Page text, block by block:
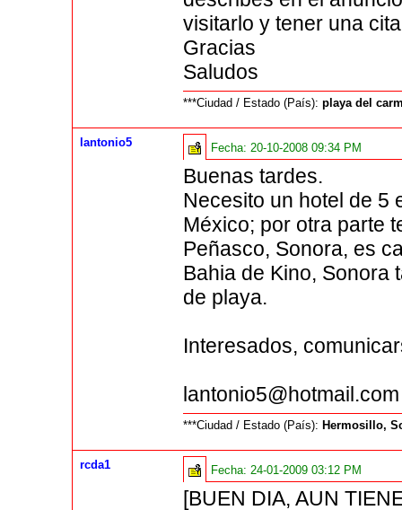
visitarlo y tener una
Gracias
Saludos
***Ciudad / Estado (País):playa del
lantonio5 Fecha:20-10-2008 09:34 PM
Buenas tardes.
Necesito un hotel de 5
México; por otra parte
Peñasco, Sonora, es
Bahia de Kino, Sonora
de playa.
Interesados,
lantonio5@hotmail.com
***Ciudad / Estado (País): Hermosillo,
rcda1 Fecha:24-01-2009 03:12 PM
[BUEN DIA, AUN